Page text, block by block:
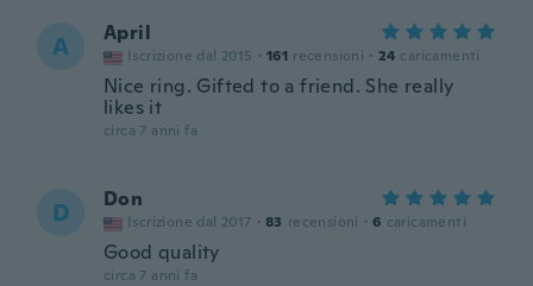
A April
Iscrizione dal 2015 · 161 recensioni · 24 caricamenti
Nice ring. Gifted to a friend. She really
likes it
circa 7 anni fa
D Don
Iscrizione dal 2017 · 83 recensioni · 6 caricamenti
Good quality
circa 7 anni fa